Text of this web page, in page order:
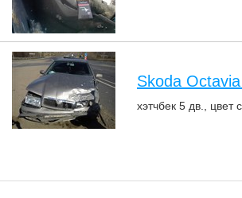
Skoda
хэтчбек 5 дв.,